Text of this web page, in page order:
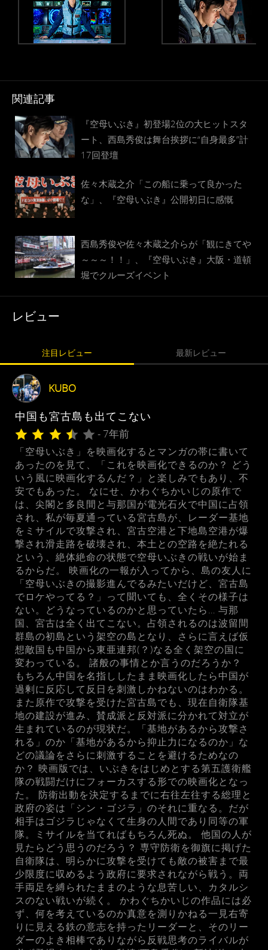
関連記事
『空母いぶき』初登場2位の大ヒットスタ
ート、西島秀俊は舞台挨拶に“自身最多”計
17回登壇
佐々木蔵之介「この船に乗って良かった
な」、『空母いぶき』公開初日に感慨
西島秀俊や佐々木蔵之介らが「観にきてや
～～～！！」、『空母いぶき』大阪・道頓
堀でクルーズイベント
レビュー
注目レビュー 最新レビュー
KUBO
中国も宮古島も出てこない
- 7年前
「空母いぶき」を映画化するとマンガの帯に書いて
あったのを見て、「これを映画化できるのか？ どう
いう風に映画化するんだ？」と楽しみでもあり、不
安でもあった。 なにせ、かわぐちかいじの原作で
は、尖閣と多良間と与那国が電光石火で中国に占領
され、私が毎夏通っている宮古島が、レーダー基地
をミサイルで攻撃され、宮古空港と下地島空港が爆
撃され滑走路を破壊され、本土との空路を絶たれる
という、絶体絶命の状態で空母いぶきの戦いが始ま
るからだ。 映画化の一報が入ってから、島の友人に
「空母いぶきの撮影進んでるみたいだけど、宮古島
でロケやってる？」って聞いても、全くその様子は
ない。どうなっているのかと思っていたら… 与那
国、宮古は全く出てこない。占領されるのは波留間
群島の初島という架空の島となり、さらに言えば仮
想敵国も中国から東亜連邦(？)なる全く架空の国に
変わっている。 諸般の事情とか言うのだろうか？
もちろん中国を名指ししたまま映画化したら中国が
過剰に反応して反日を刺激しかねないのはわかる。
また原作で攻撃を受けた宮古島でも、現在自衛隊基
地の建設が進み、賛成派と反対派に分かれて対立が
生まれているのが現状だ。「基地があるから攻撃さ
れる」のか「基地があるから抑止力になるのか」な
どの議論をさらに刺激することを避けるためなの
か？ 映画版では、いぶきをはじめとする第五護衛艦
隊の戦闘だけにフォーカスする形での映画化となっ
た。 防衛出動を決定するまでに右往左往する総理と
政府の姿は「シン・ゴジラ」のそれに重なる。だが
相手はゴジラじゃなくて生身の人間であり同等の軍
隊。ミサイルを当てればもちろん死ぬ。 他国の人が
見たらどう思うのだろう？ 専守防衛を御旗に掲げた
自衛隊は、明らかに攻撃を受けても敵の被害まで最
少限度に収めるよう政府に要求されながら戦う。両
手両足を縛られたままのような息苦しい、カタルシ
スのない戦いが続く。 かわぐちかいじの作品には必
ず、何を考えているのか真意を測りかねる一見右寄
りに見える鉄の意志を持ったリーダーと、そのリー
ダーのよき相棒でありながら反戦思考のライバルが